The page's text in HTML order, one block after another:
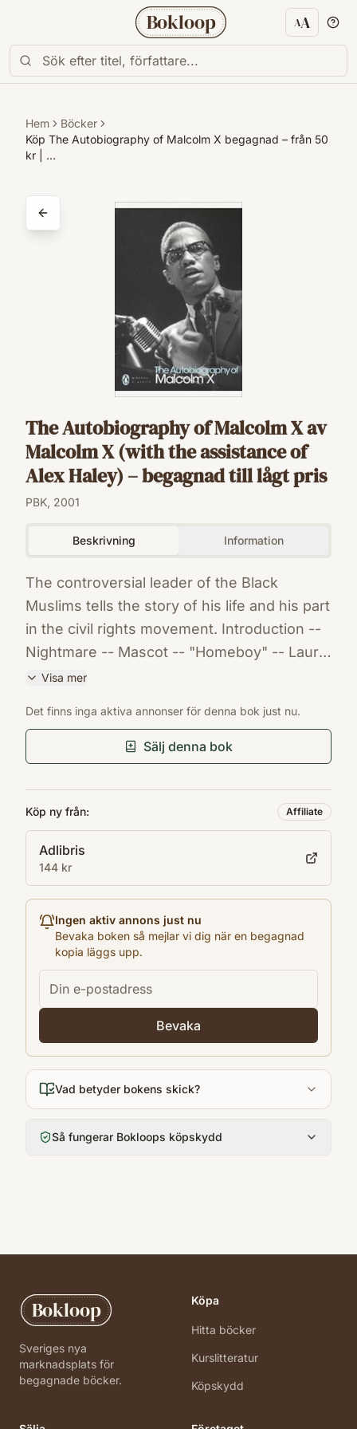
Bokloop AA
Hem
Böcker
Köp The Autobiography of Malcolm X begagnad – från 50
kr | …
The Autobiography of Malcolm X av
Malcolm X (with the assistance of
Alex Haley) – begagnad till lågt pris
PBK, 2001
Beskrivning Information
The controversial leader of the Black
Muslims tells the story of his life and his part
in the civil rights movement. Introduction --
Nightmare -- Mascot -- "Homeboy" -- Laura
-- Harlemite -- Detroit Red -- Hustler --
Savior -- Minister Malcolm X -- Black
Muslims -- Icarus -- Out -- Mecca -- El-Hajj
Malik El-Shabazz -- 1965 -- Alex Haley :
epilogue -- Ossie Davis : on Malcolm X.
Imported from:
zcat.oclc.org:210/OLUCWorldCat (Do not
remove)
Visa mer
9780141185439
Penguin
Utgivningsår
2001
Antal sidor
512
Språk
English
Format
Det finns inga aktiva annonser för denna bok just nu.
Sälj denna bok
Köp ny från: Affiliate
Adlibris
144 kr
Ingen aktiv annons just nu
Bevaka boken så mejlar vi dig när en begagnad
kopia läggs upp.
Bevaka
Vad betyder bokens skick?
Så fungerar Bokloops köpskydd
Bokloop
Sveriges nya
marknadsplats för
begagnade böcker.
Köpa
Hitta böcker
Kurslitteratur
Köpskydd